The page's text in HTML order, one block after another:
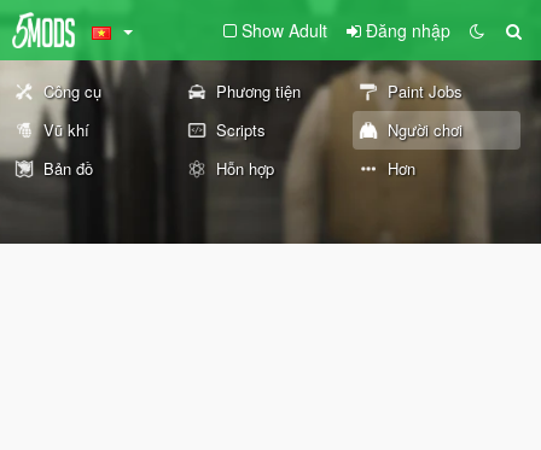
Show Adult Đăng nhập
Công cụ Phương tiện
Paint Jobs
Vũ khí
Scripts
Người chơi
Bản đồ
Hỗn hợp Hơn